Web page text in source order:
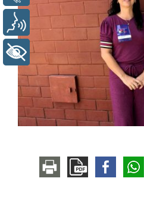
Voz
+ Acessibilidade